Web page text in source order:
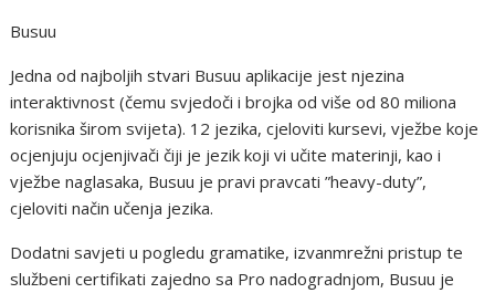
Busuu
Jedna od najboljih stvari Busuu aplikacije jest njezina
interaktivnost (čemu svjedoči i brojka od više od 80 miliona
korisnika širom svijeta). 12 jezika, cjeloviti kursevi, vježbe koje
ocjenjuju ocjenjivači čiji je jezik koji vi učite materinji, kao i
vježbe naglasaka, Busuu je pravi pravcati ”heavy-duty”,
cjeloviti način učenja jezika.
Dodatni savjeti u pogledu gramatike, izvanmrežni pristup te
službeni certifikati zajedno sa Pro nadogradnjom, Busuu je